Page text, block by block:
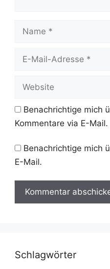
Name
Website
Benachrichtige mich
Kommentare via E-Mail.
Benachrichtige mich
E-Mail.
Schlagwörter